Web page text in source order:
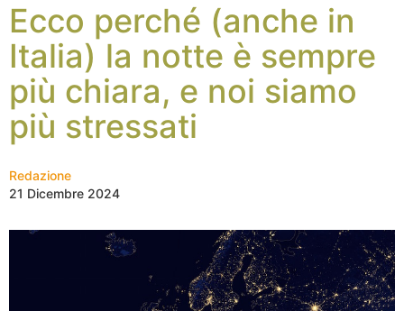
Ecco perché (anche in
Italia) la notte è sempre
più chiara, e noi siamo
più stressati
Redazione
21 Dicembre 2024